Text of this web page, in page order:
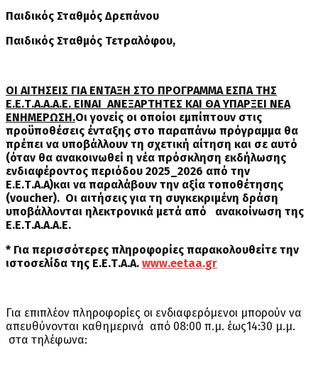
Παιδικός Σταθμός Δρεπάνου
Παιδικός Σταθμός Τετραλόφου,
ΟΙ ΑΙΤΗΣΕΙΣ ΓΙΑ ΕΝΤΑΞΗ ΣΤΟ ΠΡΟΓΡΑΜΜΑ ΕΣΠΑ ΤΗΣ
Ε.Ε.Τ.Α.Α.Α.Ε. ΕΙΝΑΙ ΑΝΕΞΑΡΤΗΤΕΣ ΚΑΙ ΘΑ ΥΠΑΡΞΕΙ ΝΕΑ
ΕΝΗΜΕΡΩΣΗ.Οι γονείς οι οποίοι εμπίπτουν στις
προϋποθέσεις ένταξης στο παραπάνω πρόγραμμα θα
πρέπει να υποβάλλουν τη σχετική αίτηση και σε αυτό
(όταν θα ανακοινωθεί η νέα πρόσκληση εκδήλωσης
ενδιαφέροντος περιόδου 2025_2026 από την
Ε.Ε.Τ.Α.Α)και να παραλάβουν την αξία τοποθέτησης
(voucher). Οι αιτήσεις για τη συγκεκριμένη δράση
υποβάλλονται ηλεκτρονικά μετά από ανακοίνωση της
Ε.Ε.Τ.Α.Α.Α.Ε.
* Για περισσότερες πληροφορίες παρακολουθείτε την
ιστοσελίδα της Ε.Ε.Τ.Α.Α. www.eetaa.gr
Για επιπλέον πληροφορίες οι ενδιαφερόμενοι μπορούν να
απευθύνονται καθημερινά από 08:00 π.μ. έως14:30 μ.μ.
στα τηλέφωνα: